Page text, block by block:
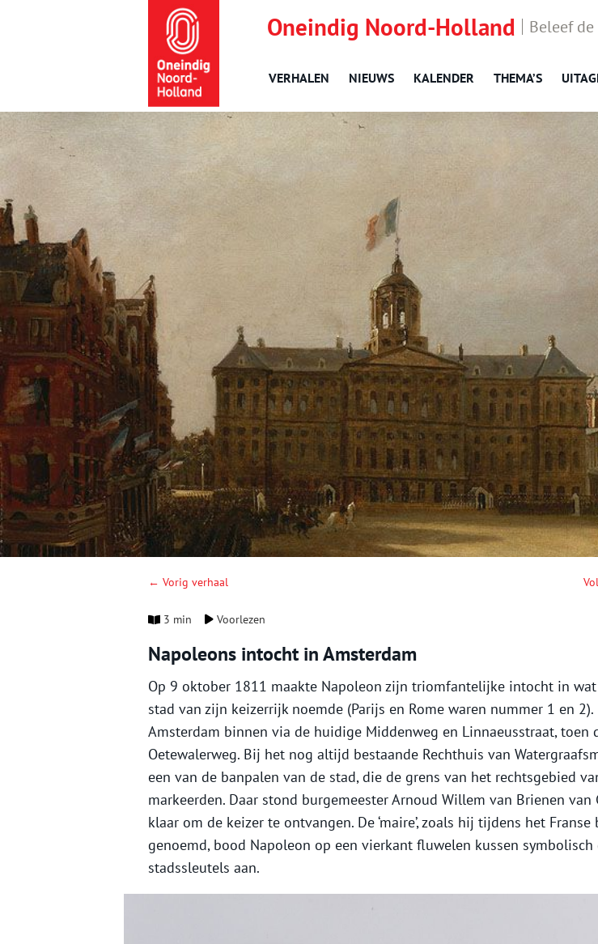
Oneindig Noord-Holland Beleef
VERHALEN NIEUWS KALENDER THEMA’S
← Vorig verhaal
3 min Voorlezen
Napoleons intocht in Amsterdam
Op 9 oktober 1811 maakte Napoleon zijn triomfantelijke intocht in
stad van zijn keizerrijk noemde (Parijs en Rome waren nummer 1 en 2).
Amsterdam binnen via de huidige Middenweg en Linnaeusstraat, toen
Oetewalerweg. Bij het nog altijd bestaande Rechthuis van
een van de banpalen van de stad, die de grens van het rechtsgebied
markeerden. Daar stond burgemeester Arnoud Willem van Brienen van
klaar om de keizer te ontvangen. De ‘maire’, zoals hij tijdens het
genoemd, bood Napoleon op een vierkant fluwelen kussen symbolisch
stadssleutels aan.